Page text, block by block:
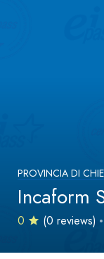
PROVINCIA DI
Incaform
0 (0 reviews)